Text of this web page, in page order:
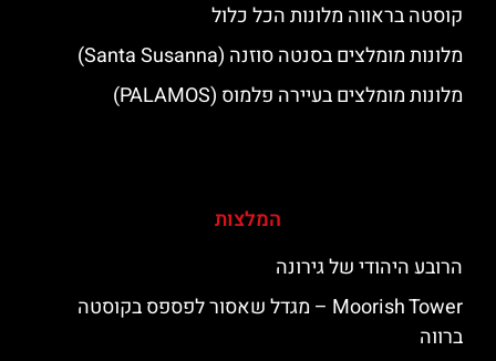
קוסטה בראווה מלונות הכל כלול
מלונות מומלצים בסנטה סוזנה (Santa Susanna)
מלונות מומלצים בעיירה פלמוס (PALAMOS)
המלצות
הרובע היהודי של גירונה
‪‪Moorish Tower‬‬ – מגדל שאסור לפספס בקוסטה
ברווה